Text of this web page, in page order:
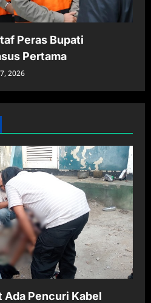
Peras Bupati
Pertama
2026
Ada Pencuri Kabel